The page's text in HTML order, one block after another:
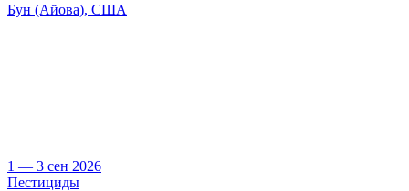
Бун (Айова), США
1 — 3 сен 2026
Пестициды